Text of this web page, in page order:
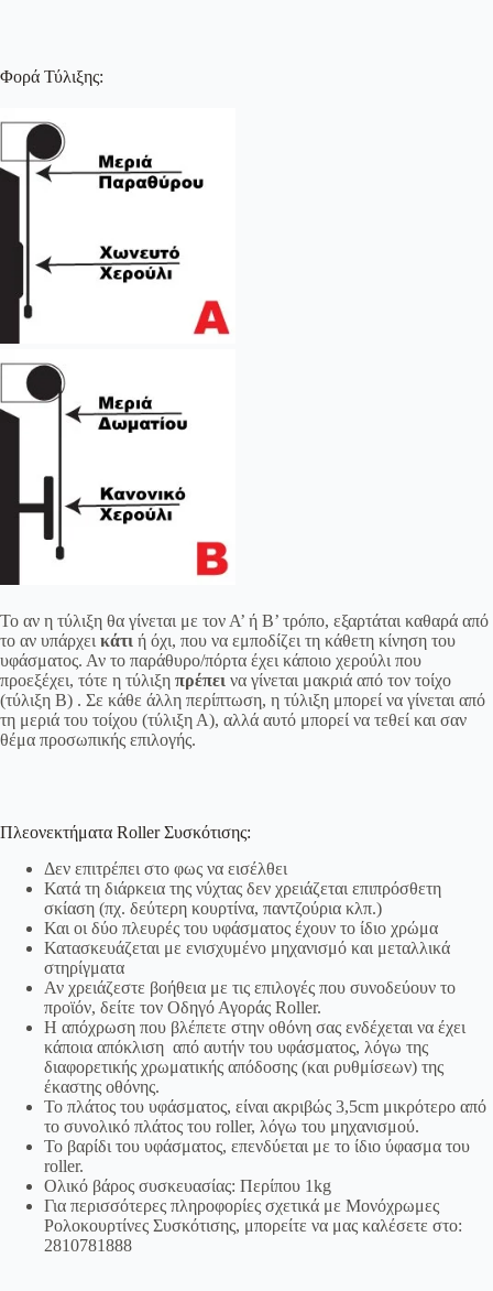
Φορά Τύλιξης:
Το αν η τύλιξη θα γίνεται με τον Α’ ή Β’ τρόπο, εξαρτάται καθαρά από
το αν υπάρχει κάτι ή όχι, που να εμποδίζει τη κάθετη κίνηση του
υφάσματος. Αν το παράθυρο/πόρτα έχει κάποιο χερούλι που
προεξέχει, τότε η τύλιξη πρέπει να γίνεται μακριά από τον τοίχο
(τύλιξη Β) . Σε κάθε άλλη περίπτωση, η τύλιξη μπορεί να γίνεται από
τη μεριά του τοίχου (τύλιξη Α), αλλά αυτό μπορεί να τεθεί και σαν
θέμα προσωπικής επιλογής.
Πλεονεκτήματα Roller Συσκότισης:
Δεν επιτρέπει στο φως να εισέλθει
Κατά τη διάρκεια της νύχτας δεν χρειάζεται επιπρόσθετη
σκίαση (πχ. δεύτερη κουρτίνα, παντζούρια κλπ.)
Και οι δύο πλευρές του υφάσματος έχουν το ίδιο χρώμα
Κατασκευάζεται με ενισχυμένο μηχανισμό και μεταλλικά
στηρίγματα
Αν χρειάζεστε βοήθεια με τις επιλογές που συνοδεύουν το
προϊόν, δείτε τον Οδηγό Αγοράς Roller.
Η απόχρωση που βλέπετε στην οθόνη σας ενδέχεται να έχει
κάποια απόκλιση από αυτήν του υφάσματος, λόγω της
διαφορετικής χρωματικής απόδοσης (και ρυθμίσεων) της
έκαστης οθόνης.
Το πλάτος του υφάσματος, είναι ακριβώς 3,5cm μικρότερο από
το συνολικό πλάτος του roller, λόγω του μηχανισμού.
Το βαρίδι του υφάσματος, επενδύεται με το ίδιο ύφασμα του
roller.
Ολικό βάρος συσκευασίας: Περίπου 1kg
Για περισσότερες πληροφορίες σχετικά με Μονόχρωμες
Ρολοκουρτίνες Συσκότισης, μπορείτε να μας καλέσετε στο:
2810781888